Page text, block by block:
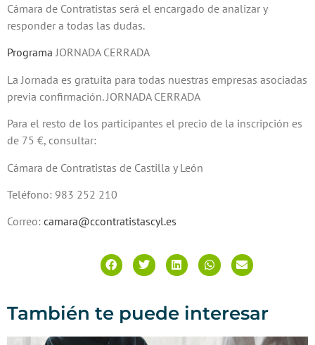
Cámara de Contratistas será el encargado de analizar y
responder a todas las dudas.
Programa JORNADA CERRADA
La Jornada es gratuita para todas nuestras empresas asociadas
previa confirmación. JORNADA CERRADA
Para el resto de los participantes el precio de la inscripción es
de 75 €, consultar:
Cámara de Contratistas de Castilla y León
Teléfono: 983 252 210
Correo: camara@ccontratistascyl.es
También te puede interesar